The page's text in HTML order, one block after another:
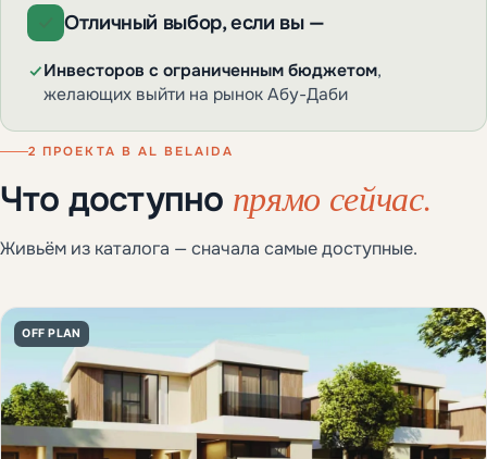
Отличный выбор, если вы —
Инвесторов с ограниченным бюджетом,
желающих выйти на рынок Абу-Даби
2 ПРОЕКТА В AL BELAIDA
Что доступно прямо сейчас.
Живьём из каталога — сначала самые доступные.
OFF PLAN